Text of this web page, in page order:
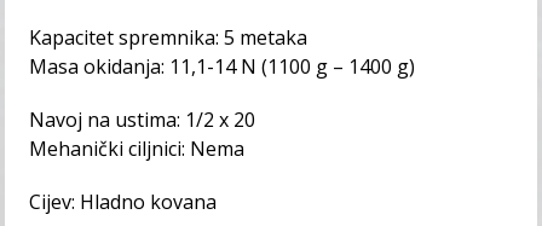
Kapacitet spremnika: 5 metaka
Masa okidanja: 11,1-14 N (1100 g – 1400 g)
Navoj na ustima: 1/2 x 20
Mehanički ciljnici: Nema
Cijev: Hladno kovana